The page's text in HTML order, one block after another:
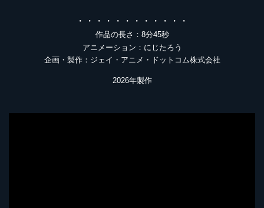
・・・・・・・・・・・・
作品の長さ：8分45秒
アニメーション：にじたろう
企画・製作：ジェイ・アニメ・ドットコム株式会社
2026年製作